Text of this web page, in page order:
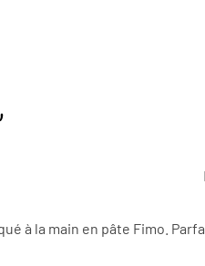
à la main en pâte Fimo.